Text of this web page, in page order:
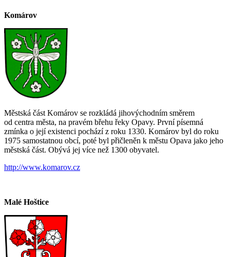
Komárov
Městská část Komárov se rozkládá jihovýchodním směrem
od centra města, na pravém břehu řeky Opavy. První písemná
zmínka o její existenci pochází z roku 1330. Komárov byl do roku
1975 samostatnou obcí, poté byl přičleněn k městu Opava jako jeho
městská část. Obývá jej více než 1300 obyvatel.
http://www.komarov.cz
Malé Hoštice